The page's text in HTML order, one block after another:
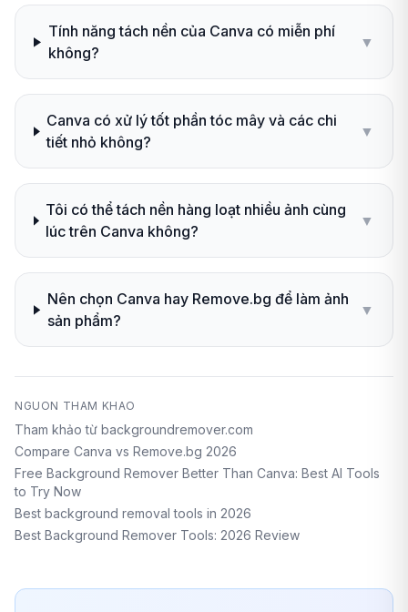
Tính năng tách nền của Canva có miễn phí
không?
▼
Canva có xử lý tốt phần tóc mây và các chi
tiết nhỏ không?
▼
Tôi có thể tách nền hàng loạt nhiều ảnh cùng
lúc trên Canva không?
▼
Nên chọn Canva hay Remove.bg để làm ảnh
sản phẩm?
▼
NGUON THAM KHAO
Tham khảo từ backgroundremover.com
Compare Canva vs Remove.bg 2026
Free Background Remover Better Than Canva: Best AI Tools
to Try Now
Best background removal tools in 2026
Best Background Remover Tools: 2026 Review